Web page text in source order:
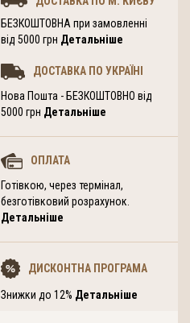
БЕЗКОШТОВНА при замовленні
від 5000 грн Детальніше
ДОСТАВКА ПО УКРАЇНІ
Нова Пошта - БЕЗКОШТОВНО від
5000 грн Детальніше
ОПЛАТА
Готівкою, через термінал,
безготівковий розрахунок.
Детальніше
ДИСКОНТНА ПРОГРАМА
Знижки до 12% Детальніше